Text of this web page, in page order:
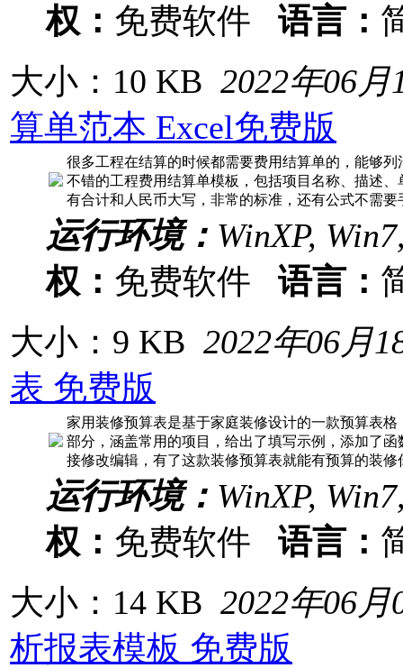
权： 免费软件 语言：
大小：10 KB 2022年06月
算单范本 Excel免费版
很多工程在结算的时候都需要费用结算单的，能够
不错的工程费用结算单模板，包括项目名称、描述
有合计和人民币大写，非常的标准，还有公式不需
运行环境： WinXP,
权： 免费软件 语言：
大小：9 KB 2022年06月
表 免费版
家用装修预算表是基于家庭装修设计的一款预算表
部分，涵盖常用的项目，给出了填写示例，添加了
接修改编辑，有了这款装修预算表就能有预算的装
运行环境： WinXP,
权： 免费软件 语言：
大小：14 KB 2022年06月
析报表模板 免费版